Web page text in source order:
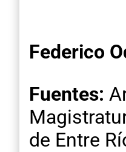
Federico
Fuentes:
de Entre